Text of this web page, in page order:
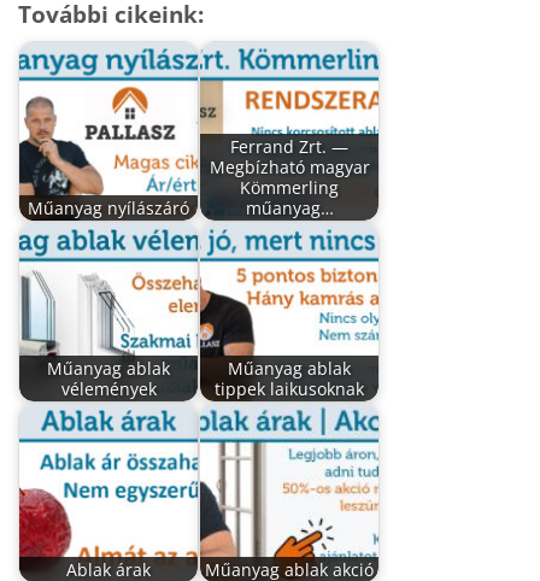
További cikeink:
Műanyag nyílászáró
Ferrand Zrt. —
Megbízható magyar
Kömmerling
műanyag…
Műanyag ablak
vélemények
Műanyag ablak
tippek laikusoknak
Ablak árak Műanyag ablak akció